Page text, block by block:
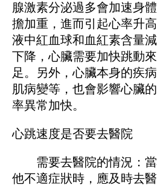
腺激素分泌過多會加速身
擔加重，進而引起心率升
液中紅血球和血紅素含量
下降，心臟需要加快跳動
足。另外，心臟本身的疾
肌病變等，也會影響心臟
率異常加快。
心跳速度是否要去醫院
需要去醫院的情況：當
他不適症狀時，應及時去